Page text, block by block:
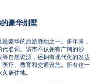
豪华别墅
豪华的旅游胜地之一。多年来，
名词。该市不仅拥有广阔的沙
自然资源，还拥有现代化的发达
疗、教育和交通设施。所有这一
居住地。